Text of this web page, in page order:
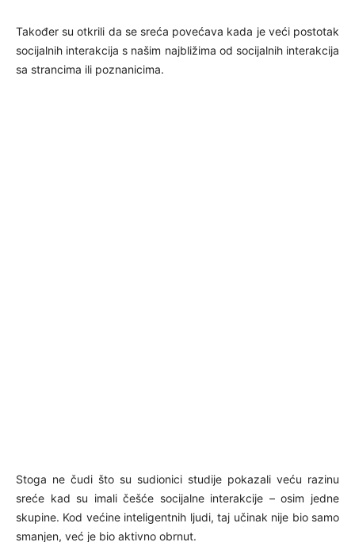
Također su otkrili da se sreća povećava kada je veći postotak
socijalnih interakcija s našim najbližima od socijalnih interakcija
sa strancima ili poznanicima.
Stoga ne čudi što su sudionici studije pokazali veću razinu
sreće kad su imali češće socijalne interakcije – osim jedne
skupine. Kod većine inteligentnih ljudi, taj učinak nije bio samo
smanjen, već je bio aktivno obrnut.